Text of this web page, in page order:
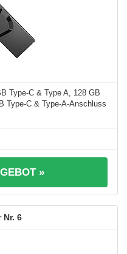
Type-C & Type A, 128 GB
Type-C & Type-A-Anschluss
»
6